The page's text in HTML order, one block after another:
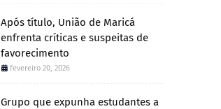
Após título, União de Maricá
enfrenta críticas e suspeitas de
favorecimento
fevereiro 20, 2026
Grupo que expunha estudantes a